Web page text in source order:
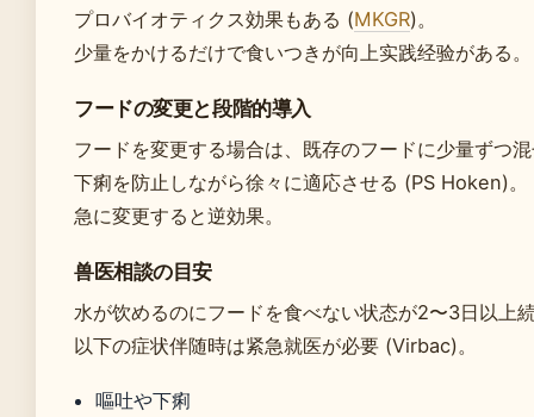
プロバイオティクス効果もある (MKGR)。
少量をかけるだけで食いつきが向上实践经验がある。
フードの変更と段階的導入
フードを変更する場合は、既存のフードに少量ずつ
下痢を防止しながら徐々に適応させる (PS Hoken)。
急に変更すると逆効果。
兽医相談の目安
水が饮めるのにフードを食べない状态が2〜3日以上
以下の症状伴随時は紧急就医が必要 (Virbac)。
嘔吐や下痢